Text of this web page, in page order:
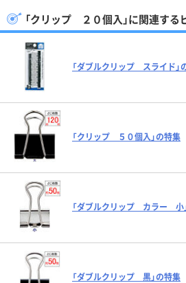
「クリップ ２０個入」に関連する
「ダブルクリップ スライド」
「クリップ ５０個入」の特集
「ダブルクリップ カラー 小
「ダブルクリップ 黒」の特集